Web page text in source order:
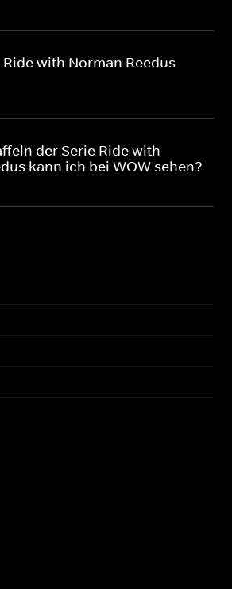
with Norman Reedus
der Serie Ride with
kann ich bei WOW sehen?